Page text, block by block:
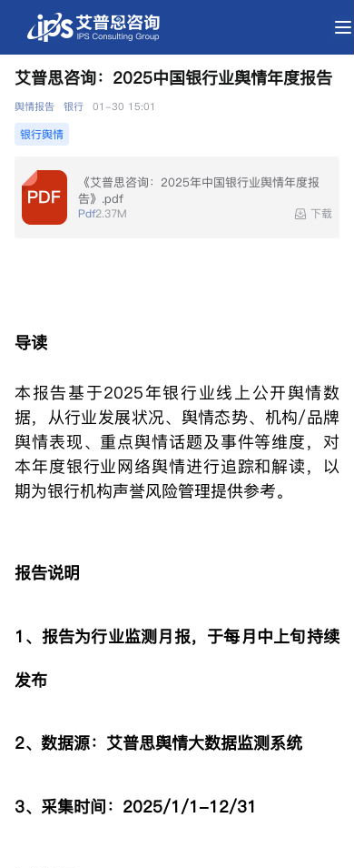
艾普思咨询：2025中国银行业舆情年度报告
舆情报告 01-30 15:01
银行舆情
《艾普思咨询：2025年中国银行业舆情年度报
告》.pdf
Pdf2.37M 下载
导读
本报告基于2025年银行业线上公开舆情数
据，从行业发展状况、舆情态势、机构/品牌
舆情表现、重点舆情话题及事件等维度，对
本年度银行业网络舆情进行追踪和解读，以
期为银行机构声誉风险管理提供参考。
报告说明
1、报告为行业监测月报，于每月中上旬持续
发布
2、数据源：艾普思舆情大数据监测系统
3、采集时间：2025/1/1-12/31